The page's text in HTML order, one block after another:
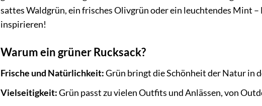
sattes Waldgrün, ein frisches Olivgrün oder ein leuchtendes Mint
inspirieren!
Warum ein grüner Rucksack?
Frische und Natürlichkeit:Grün bringt die Schönheit der Natur in
Vielseitigkeit:Grün passt zu vielen Outfits und Anlässen, von